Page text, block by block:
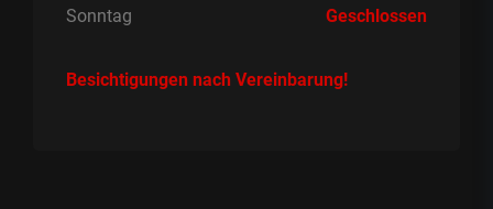
Sonntag Geschlossen
Besichtigungen nach Vereinbarung!